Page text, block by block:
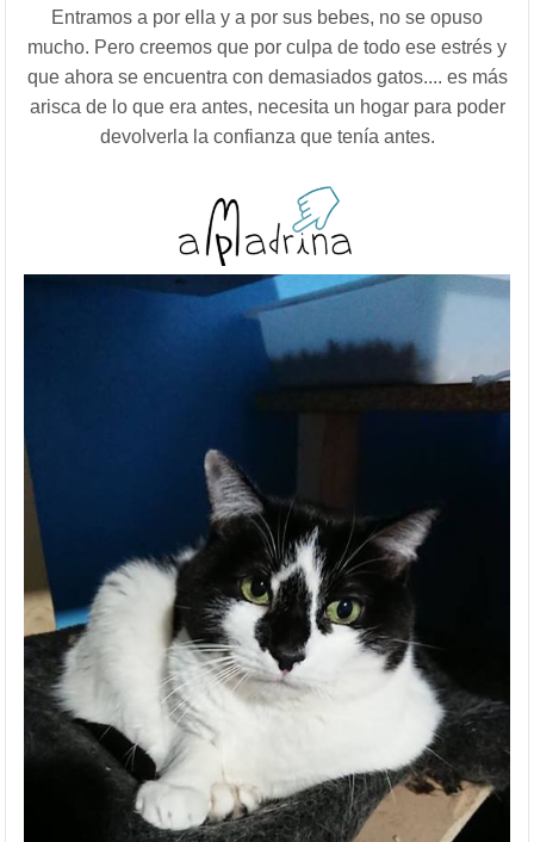
Entramos a por ella y a por sus bebes, no se opuso
mucho. Pero creemos que por culpa de todo ese estrés y
que ahora se encuentra con demasiados gatos.... es más
arisca de lo que era antes, necesita un hogar para poder
devolverla la confianza que tenía antes.